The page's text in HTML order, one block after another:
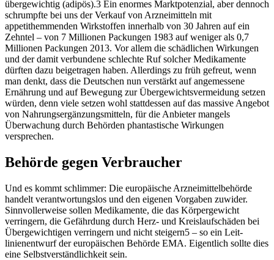
übergewichtig (adipös).3 Ein enormes Marktpotenzial, aber dennoch
schrumpfte bei uns der Verkauf von Arzneimitteln mit
appetithemmenden Wirkstoffen innerhalb von 30 Jahren auf ein
Zehntel – von 7 Millionen Packungen 1983 auf weniger als 0,7
Millionen Packungen 2013. Vor allem die schädlichen Wirkungen
und der damit verbundene schlechte Ruf solcher Medikamente
dürften dazu beigetragen haben. Allerdings zu früh gefreut, wenn
man denkt, dass die Deutschen nun verstärkt auf angemessene
Ernährung und auf Bewegung zur Übergewichtsvermeidung setzen
würden, denn viele setzen wohl stattdessen auf das massive Angebot
von Nahrungsergänzungsmitteln, für die Anbieter mangels
Überwachung durch Behörden phantastische Wirkungen
versprechen.
Behörde gegen Verbraucher
Und es kommt schlimmer: Die europäische Arzneimittelbehörde
handelt verantwortungslos und den eigenen Vorgaben zuwider.
Sinnvollerweise sollen Medikamente, die das Körpergewicht
verringern, die Gefährdung durch Herz- und Kreislaufschäden bei
Übergewichtigen verringern und nicht steigern5 – so ein Leit­
linienentwurf der europäischen Behörde EMA. Eigentlich sollte dies
eine Selbstverständlichkeit sein.